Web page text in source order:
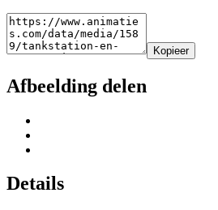
Kopieer
Afbeelding delen
Details